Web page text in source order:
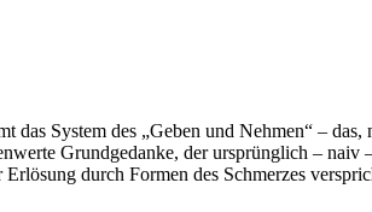
das System des „Geben und Nehmen“ –
Grundgedanke, der ursprünglich –
durch Formen des Schmerzes